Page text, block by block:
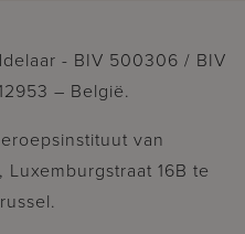
- BIV 500306 / BIV
– België.
van
Luxemburgstraat 16B te